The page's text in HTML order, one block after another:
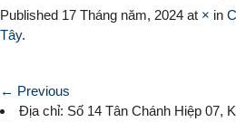
Published 17 Tháng năm, 2024 at × in
Tây.
← Previous
Địa chỉ: Số 14 Tân Chánh Hiệp 07,